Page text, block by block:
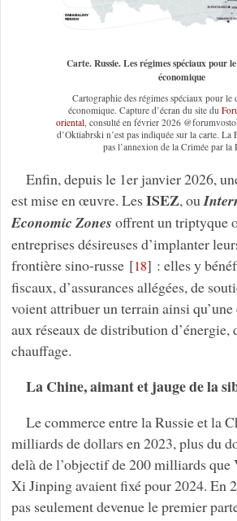
Carte. Russie. Les régimes spéciaux pour
économique
Cartographie des régimes spéciaux pour le
économique. Capture d’écran du site du
oriental, consulté en février 2026
d’Oktiabrski n’est pas indiquée sur la carte. La
pas l’annexion de la Crimée par la
Enfin, depuis le 1er janvier 2026,
est mise en œuvre. Les ISEZ, ou
Economic Zones offrent un triptyque
entreprises désireuses d’implanter
frontière sino-russe[18] : elles y
fiscaux, d’assurances allégées, de
voient attribuer un terrain ainsi
aux réseaux de distribution d’énergie,
chauffage.
La Chine, aimant et jauge de la
Le commerce entre la Russie et la
milliards de dollars en 2023, plus du
delà de l’objectif de 200 milliards
Xi Jinping avaient fixé pour 2024. En
pas seulement devenue le premier